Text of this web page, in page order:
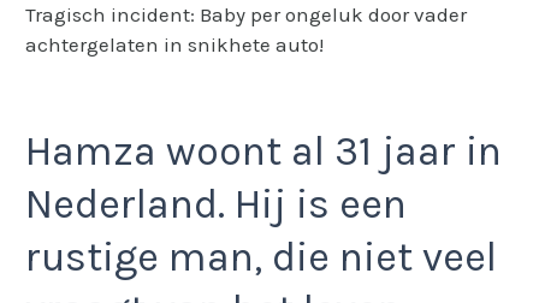
Tragisch incident: Baby per ongeluk door vader
achtergelaten in snikhete auto!
Hamza woont al 31 jaar in
Nederland. Hij is een
rustige man, die niet veel